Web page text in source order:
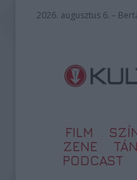
2026. augusztus 6. –
FILM
ZENE
PODCAST